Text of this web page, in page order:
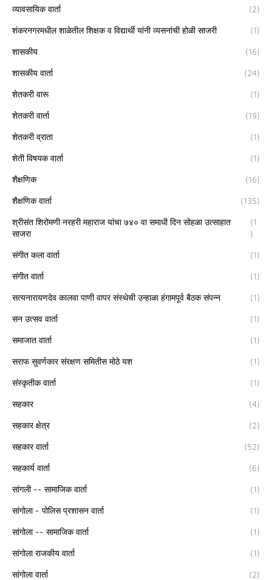
व्यावसायिक वार्ता (2)
शंकरनगरमधील शाळेतील शिक्षक व विद्यार्थी यांनी व्यसनांची होळी साजरी (1)
शासकीय (16)
शासकीय वार्ता (24)
शेतकरी वारू (1)
शेतकरी वार्ता (19)
शेतकरी व्राता (1)
शेती विषयक वार्ता (1)
शैक्षणिक (16)
शैक्षणिक वार्ता (135)
श्रीसंत शिरोमणी नरहरी महाराज यांचा ७४० वा समाधी दिन सोहळा उत्साहात
साजरा
(1
)
संगीत कला वार्ता (1)
संगीत वार्ता (1)
सत्यनारायणदेव कालवा पाणी वापर संस्थेची उन्हाळा हंगामपूर्व बैठक संपन्न (1)
सन उत्सव वार्ता (1)
समाजात वार्ता (1)
सराफ सुवर्णकार संरक्षण समितीस मोठे यश (1)
संस्कृतीक वार्ता (1)
सहकार (4)
सहकार क्षेत्र (2)
सहकार वार्ता (52)
सहकार्य वार्ता (6)
सांगली -- सामाजिक वार्ता (1)
सांगोला - पोलिस प्रशासन वार्ता (1)
सांगोला -- सामाजिक वार्ता (1)
सांगोला राजकीय वार्ता (1)
सांगोला वार्ता (2)